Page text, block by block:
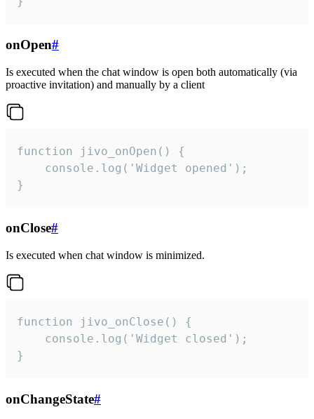
onOpen#
Is executed when the chat window is open both automatically (via
proactive invitation) and manually by a client
function jivo_onOpen() {
    console.log('Widget opened');
}
onClose#
Is executed when chat window is minimized.
function jivo_onClose() {
    console.log('Widget closed');
}
onChangeState#